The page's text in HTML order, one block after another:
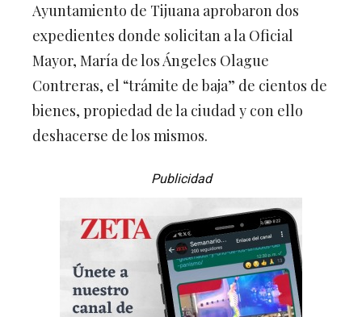
Ayuntamiento de Tijuana aprobaron dos
expedientes donde solicitan a la Oficial
Mayor, María de los Ángeles Olague
Contreras, el “trámite de baja” de cientos de
bienes, propiedad de la ciudad y con ello
deshacerse de los mismos.
Publicidad